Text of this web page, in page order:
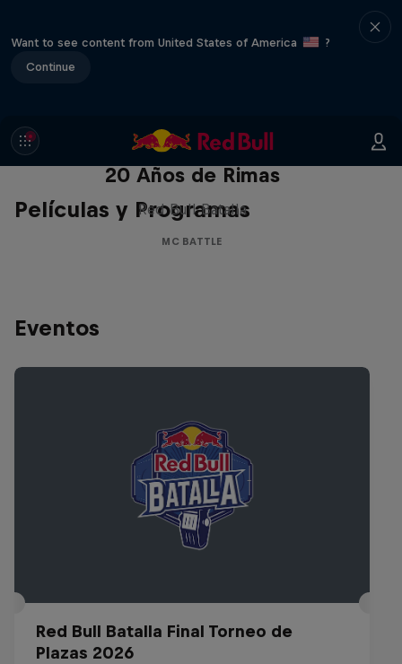
Want to see content from United States of America
?
Continue
Películas y Programas
Red Bull Batalla Nueva Historia:
20 Años de Rimas
Red Bull Batalla
MC BATTLE
Eventos
Red Bull Batalla Final Torneo de
Plazas 2026